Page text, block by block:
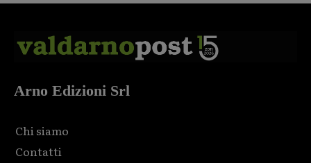
Arno Edizioni Srl
Chi siamo
Contatti